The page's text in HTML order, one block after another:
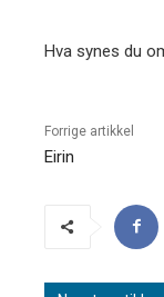
Hva synes du
Forrige artikkel
Eirin